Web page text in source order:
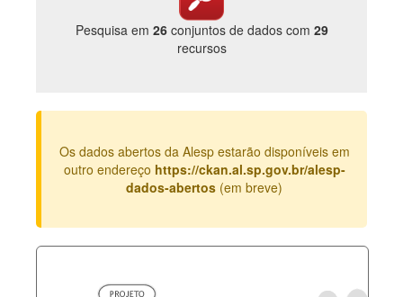
Catálogo de dados
Legislação
Perguntas frequentes
Pesquisa em 26conjuntos de dados com 29
recursos
Os dados abertos da Alesp estarão disponíveis em
outro endereço https://ckan.al.sp.gov.br/alesp-
dados-abertos (em breve)